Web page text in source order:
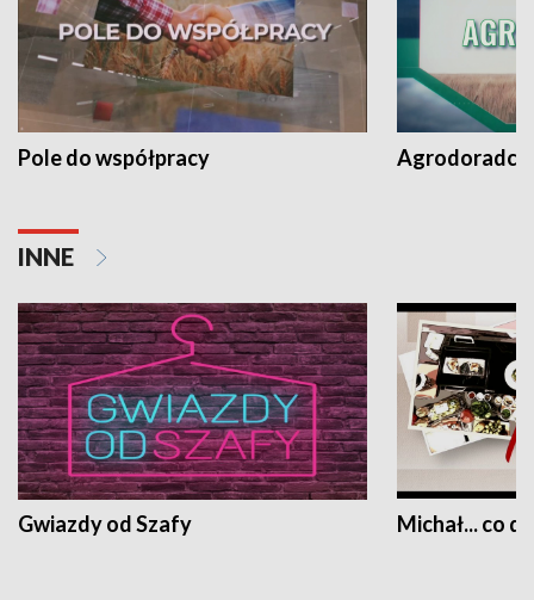
Pole do współpracy Agrodoradcy
INNE
Gwiazdy od Szafy Michał... co